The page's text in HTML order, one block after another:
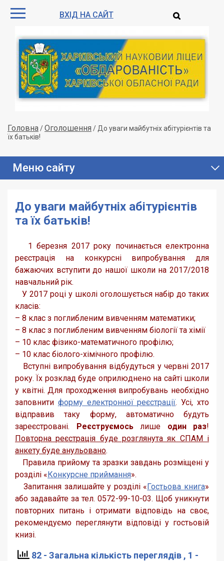
ВХІД НА САЙТ
Головна/Оголошення / До уваги майбутніх абітурієнтів та
їх батьків!
Меню сайту
До уваги майбутніх абітурієнтів
та їх батьків!
1 березня 2017 року починається електронна
реєстрація на конкурсні випробування для
бажаючих вступити до нашої школи на 2017/2018
навчальний рік.
У 2017 році у школі оголошується набір до таких
класів:
– 8 клас з поглибленим вивченням математики;
– 8 клас з поглибленим вивченням біології та хімії
– 10 клас фізико-математичного профілю;
– 10 клас біолого-хімічного профілю.
Вступні випробування відбудуться у червні 2017
року. Їх розклад буде оприлюднено на сайті школи
у квітні. Для проходження випробувань необхідно
заповнити форму електронної реєстрації. Усі, хто
відправив таку форму, автоматично будуть
зареєстровані. Реєструємосьлише один раз!
Повторна реєстрація буде розглянута як СПАМ і
анкету буде анульовано.
Правила прийому та зразки завдань розміщені у
розділі «Конкурсне приймання».
Запитання залишайте у розділі «Гостьова книга»
або задавайте за тел. 0572-99-10-03. Щоб уникнути
повторних питань і отримати відповідь на своє,
рекомендуємо переглянути відповіді у гостьовій
книзі.
82 - Загальна кількість переглядів , 1 -